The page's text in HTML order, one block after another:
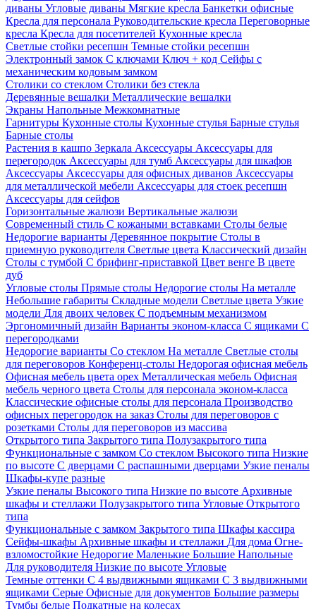
диваны Угловые диваны Мягкие кресла Банкетки офисные
Кресла для персонала Руководительские кресла Переговорные
кресла Кресла для посетителей Кухонные кресла
Светлые стойки ресепшн Темные стойки ресепшн
Электронный замок С ключами Ключ + код Сейфы с
механическим кодовым замком
Столики со стеклом Столики без стекла
Деревянные вешалки Металлические вешалки
Экраны Напольные Межкомнатные
Гарнитуры Кухонные столы Кухонные стулья Барные стулья
Барные столы
Растения в кашпо Зеркала Аксессуары Аксессуары для
перегородок Аксессуары для тумб Аксессуары для шкафов
Аксессуары Аксессуары для офисных диванов Аксессуары
для металлической мебели Аксессуары для стоек ресепшн
Аксессуары для сейфов
Горизонтальные жалюзи Вертикальные жалюзи
Современный стиль С кожаными вставками Столы белые
Недорогие варианты Деревянное покрытие Столы в
приемную руководителя Светлые цвета Классический дизайн
Столы с тумбой С брифинг-приставкой Цвет венге В цвете
дуб
Угловые столы Прямые столы Недорогие столы На металле
Небольшие габариты Складные модели Светлые цвета Узкие
модели Для двоих человек С подъемным механизмом
Эргономичный дизайн Варианты эконом-класса С ящиками С
перегородками
Недорогие варианты Со стеклом На металле Светлые столы
для переговоров Конференц-столы Недорогая офисная мебель
Офисная мебель цвета орех Металлическая мебель Офисная
мебель черного цвета Столы для персонала эконом-класса
Классические офисные столы для персонала Производство
офисных перегородок на заказ Столы для переговоров с
розетками Столы для переговоров из массива
Открытого типа Закрытого типа Полузакрытого типа
Функциональные с замком Со стеклом Высокого типа Низкие
по высоте С дверцами С распашными дверцами Узкие пеналы
Шкафы-купе разные
Узкие пеналы Высокого типа Низкие по высоте Архивные
шкафы и стеллажи Полузакрытого типа Угловые Открытого
типа
Функциональные с замком Закрытого типа Шкафы кассира
Сейфы-шкафы Архивные шкафы и стеллажи Для дома Огне-
взломостойкие Недорогие Маленькие Большие Напольные
Для руководителя Низкие по высоте Угловые
Темные оттенки С 4 выдвижными ящиками С 3 выдвижными
ящиками Серые Офисные для документов Большие размеры
Тумбы белые Подкатные на колесах